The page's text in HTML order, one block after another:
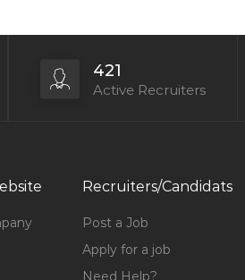
421
Active Recruiters
Recruiters/Candidats
Post a Job
Apply for a job
Need Help?